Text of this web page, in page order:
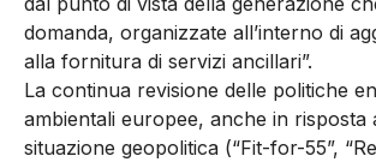
domanda, organizzate all’interno di
alla fornitura di servizi ancillari”.
La continua revisione delle politiche
ambientali europee, anche in risposta
situazione geopolitica (“Fit-for-55”,